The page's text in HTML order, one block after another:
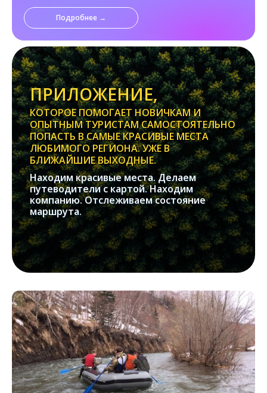
Подробнее →
ПРИЛОЖЕНИЕ,
КОТОРОЕ ПОМОГАЕТ НОВИЧКАМ И
ОПЫТНЫМ ТУРИСТАМ САМОСТОЯТЕЛЬНО
ПОПАСТЬ В САМЫЕ КРАСИВЫЕ МЕСТА
ЛЮБИМОГО РЕГИОНА. УЖЕ В
БЛИЖАЙШИЕ ВЫХОДНЫЕ.
Находим красивые места. Делаем
путеводители с картой. Находим
компанию. Отслеживаем состояние
маршрута.